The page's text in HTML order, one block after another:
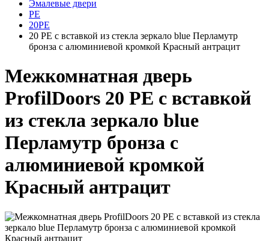
Эмалевые двери
PE
20PE
20 PE с вставкой из стекла зеркало blue Перламутр
бронза с алюминиевой кромкой Красный антрацит
Межкомнатная дверь
ProfilDoors 20 PE с вставкой
из стекла зеркало blue
Перламутр бронза с
алюминиевой кромкой
Красный антрацит